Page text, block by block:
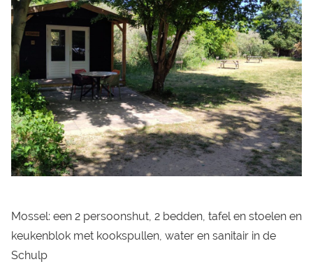
Mossel: een 2 persoonshut, 2 bedden, tafel en stoelen en
keukenblok met kookspullen, water en sanitair in de
Schulp